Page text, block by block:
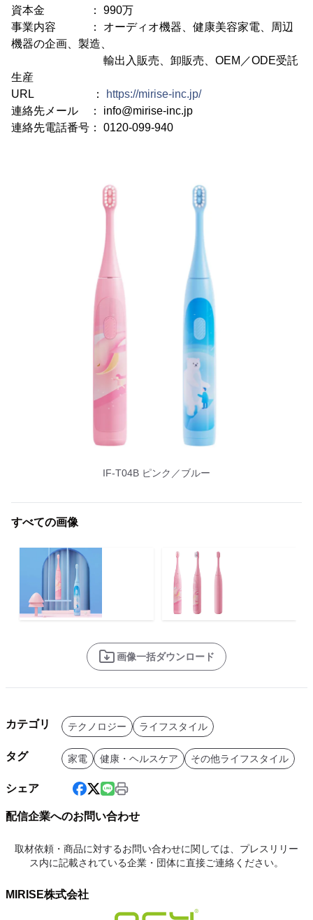
資本金 ： 990万
事業内容 ： オーディオ機器、健康美容家電、周辺
機器の企画、製造、
輸出入販売、卸販売、OEM／ODE受託
生産
URL ：
https://mirise-inc.jp/
連絡先メール ： info@mirise-inc.jp
連絡先電話番号： 0120-099-940
IF-T04B ピンク／ブルー
すべての画像
画像一括ダウンロード
カテゴリ テクノロジー ライフスタイル
タグ 家電 健康・ヘルスケア その他ライフスタイル
シェア
配信企業へのお問い合わせ
取材依頼・商品に対するお問い合わせに関しては、プレスリリー
ス内に記載されている企業・団体に直接ご連絡ください。
MIRISE株式会社